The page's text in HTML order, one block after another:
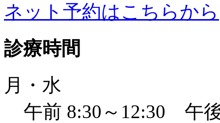
ネット予約はこちらから
診療時間
月・水
午前 8:30～12:30 午